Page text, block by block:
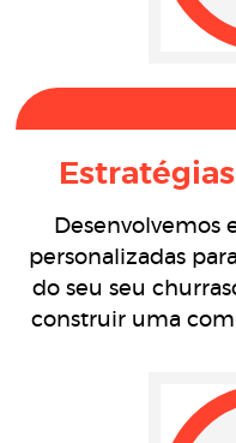
Desenvolvemos
personalizadas
do seu seu
construir uma